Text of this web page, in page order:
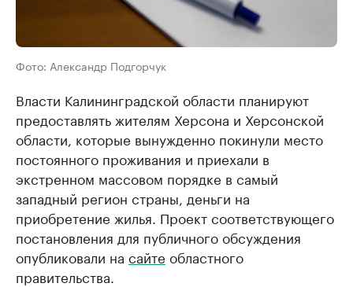
Фото: Александр Подгорчук
Власти Калининградской области планируют
предоставлять жителям Херсона и Херсонской
области, которые вынужденно покинули место
постоянного проживания и приехали в
экстренном массовом порядке в самый
западный регион страны, деньги на
приобретение жилья. Проект соответствующего
постановления для публичного обсуждения
опубликовали на сайте областного
правительства.